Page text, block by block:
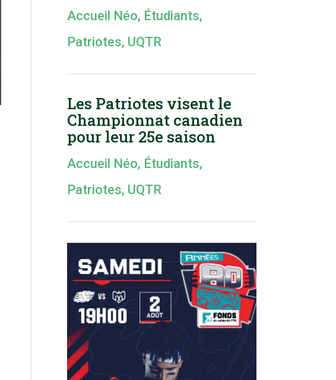
Accueil Néo, Étudiants,
Patriotes, UQTR
Les Patriotes visent le
Championnat canadien
pour leur 25e saison
Accueil Néo, Étudiants,
Patriotes, UQTR